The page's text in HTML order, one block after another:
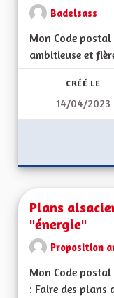
Badelsass
Mon Code postal
ambitieuse et
CRÉÉ LE
14/04/2023
Plans
"énergie"
Proposition
Mon Code
: Faire des plans